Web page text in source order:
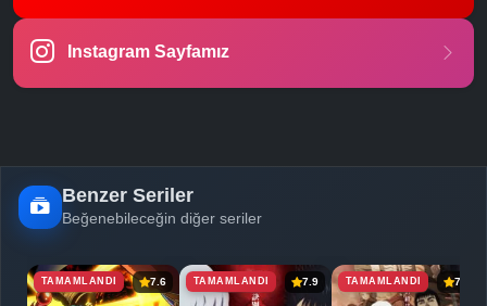
Instagram Sayfamız
Benzer Seriler
Beğenebileceğin diğer seriler
TAMAMLANDI 7.6 TAMAMLANDI 7.9 TAMAMLANDI 7.7